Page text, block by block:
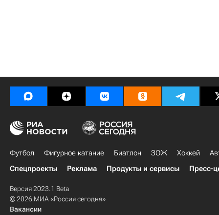
Футбол Фигурное катание Биатлон ЗОЖ Хоккей
Спецпроекты
Реклама Продукты и сервисы Пресс-
Версия 2023.1 Beta
© 2026 МИА «Россия сегодня»
Вакансии